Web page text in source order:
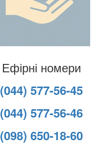
Ефірні номери
(044) 577-56-45
(044) 577-56-46
(098) 650-18-60